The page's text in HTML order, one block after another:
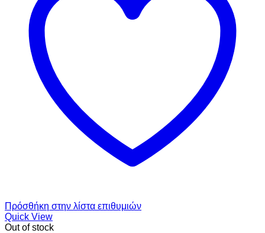
Πρόσθήκη στην λίστα επιθυμιών
Quick View
Out of stock